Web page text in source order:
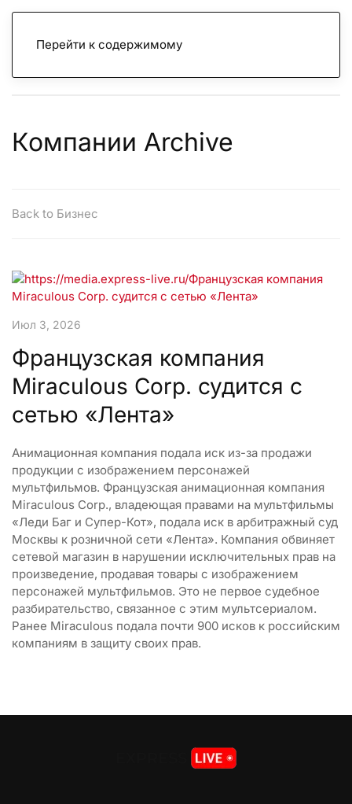
Перейти к содержимому
Компании Archive
Back to Бизнес
Июл 3, 2026
Французская компания
Miraculous Corp. судится с
сетью «Лента»
Анимационная компания подала иск из-за продажи
продукции с изображением персонажей
мультфильмов. Французская анимационная компания
Miraculous Corp., владеющая правами на мультфильмы
«Леди Баг и Супер-Кот», подала иск в арбитражный суд
Москвы к розничной сети «Лента». Компания обвиняет
сетевой магазин в нарушении исключительных прав на
произведение, продавая товары с изображением
персонажей мультфильмов. Это не первое судебное
разбирательство, связанное с этим мультсериалом.
Ранее Miraculous подала почти 900 исков к российским
компаниям в защиту своих прав.